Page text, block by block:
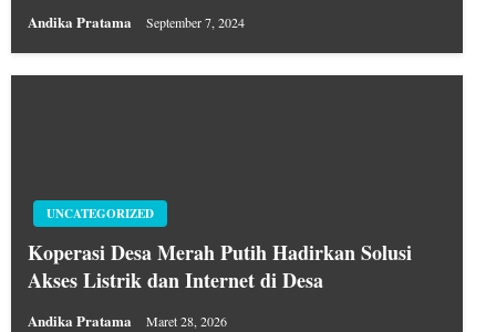
Andika Pratama September 7, 2024
UNCATEGORIZED
Koperasi Desa Merah Putih Hadirkan Solusi
Akses Listrik dan Internet di Desa
Andika Pratama Maret 28, 2026